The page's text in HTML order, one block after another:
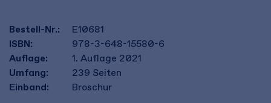
Bestell-Nr.:
E10681
ISBN:
978-3-648-15580-6
Auflage:
1. Auflage 2021
Umfang:
239 Seiten
Einband:
Broschur